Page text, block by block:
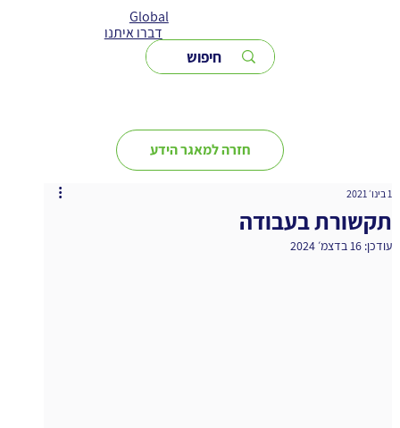
Global
דברו איתנו
חזרה למאגר הידע
תקשורת בעבודה
1 בינו׳ 2021
עודכן: 16 בדצמ׳ 2024